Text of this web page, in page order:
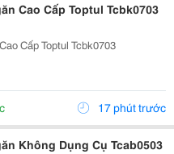
Cao Cấp Toptul Tcbk0703
Cấp Toptul Tcbk0703
17 phút trước
Không Dụng Cụ Tcab0503